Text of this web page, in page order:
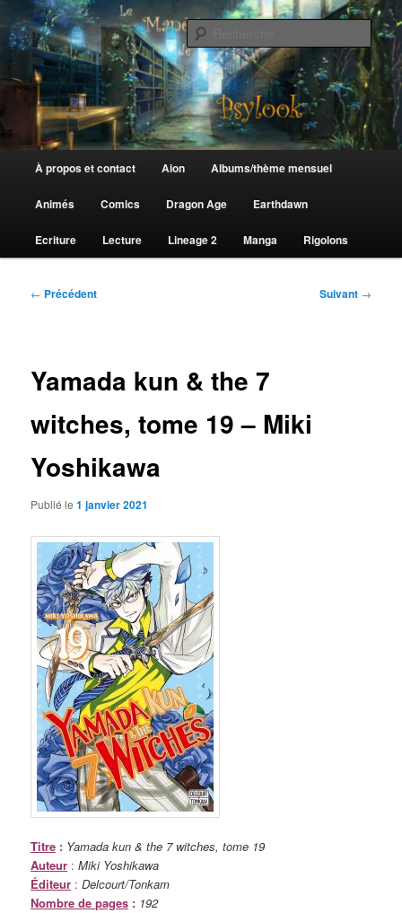
au
contenu
principalLe Manège de Psylook
principal
À propos et contact Aion Albums/thème mensuel
Animés Comics Dragon Age Earthdawn
Ecriture Lecture Lineage 2 Manga Rigolons
Navigation
← Précédent Suivant →
Yamada kun & the 7
witches, tome 19 – Miki
Yoshikawa
Publié le1 janvier 2021
Titre : Yamada kun & the 7 witches, tome 19
Auteur :Miki Yoshikawa
Éditeur : Delcourt/Tonkam
Nombre de pages : 192